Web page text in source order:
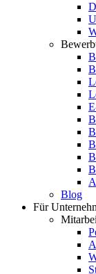
Blog
Für